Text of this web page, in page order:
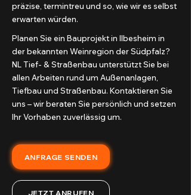
präzise, termintreu und so, wie wir es selbst
erwarten würden.
Planen Sie ein Bauprojekt in Ilbesheim in
der bekannten Weinregion der Südpfalz?
NL Tief- & Straßenbau unterstützt Sie bei
allen Arbeiten rund um Außenanlagen,
Tiefbau und Straßenbau. Kontaktieren Sie
uns – wir beraten Sie persönlich und setzen
Ihr Vorhaben zuverlässig um.
ANFRAGE SENDEN
JETZT ANRUFEN